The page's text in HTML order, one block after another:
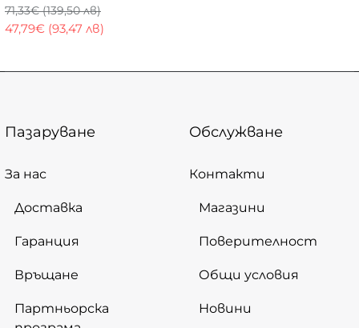
47,79€ (93,47 лв)
71,33€ (139,50 лв)
Пазаруване
За нас
Доставка
Гаранция
Връщане
Партньорска
Обслужване
Контакти
Магазини
Поверителност
Общи условия
Новини